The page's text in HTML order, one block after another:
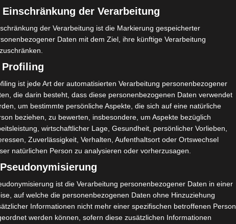
31'
31'
Gelbe Karte
35'
79'
Tu Union Sportive de Tataouine (UST) – Stade Tunisi
en (ST)
Einschränkung der Verarbeitung
der Verarbeitung ist die Markierung gespeicherter
Daten mit dem Ziel, ihre künftige Verarbeitung
Profiling
ist jede Art der automatisierten Verarbeitung personenbezogener
die darin besteht, dass diese personenbezogenen Daten verwendet
um bestimmte persönliche Aspekte, die sich auf eine natürliche
beziehen, zu bewerten, insbesondere, um Aspekte bezüglich
wirtschaftlicher Lage, Gesundheit, persönlicher Vorlieben,
Zuverlässigkeit, Verhalten, Aufenthaltsort oder Ortswechsel
natürlichen Person zu analysieren oder vorherzusagen.
ist die Verarbeitung personenbezogener Daten in einer
auf welche die personenbezogenen Daten ohne Hinzuziehung
Informationen nicht mehr einer spezifischen betroffenen Person
werden können, sofern diese zusätzlichen Informationen